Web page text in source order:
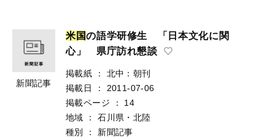
新聞記事
米 国の語学研修生 「日本文化に関
心」 県庁訪れ懇談
掲載紙 ：
北中：朝刊
掲載日
：
2011-07-06
掲載ページ
：
14
地域
：
石川県・北陸
種別
： 新聞記事